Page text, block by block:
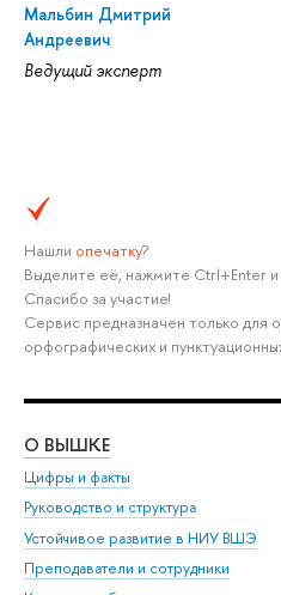
Мальбин Дмитрий
Андреевич
Ведущий эксперт
Нашли опечатку?
Выделите её, нажмите Ctrl+Enter
Спасибо за участие!
Сервис предназначен только для
орфографических и
О ВЫШКЕ
Цифры и факты
Руководство и структура
Устойчивое развитие в НИУ ВШЭ
Преподаватели и сотрудники